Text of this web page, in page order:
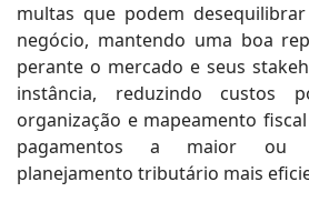
multas que podem
negócio, mantendo uma boa
perante o mercado e seus
instância, reduzindo custos
organização e mapeamento
pagamentos a maior ou
planejamento tributário mais